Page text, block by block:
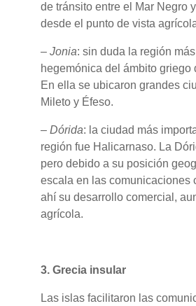
de tránsito entre el Mar Negro
desde el punto de vista
– Jonia: sin duda la región
hegemónica del ámbito griego
En ella se ubicaron grandes
Mileto y Éfeso.
– Dórida: la ciudad más
región fue Halicarnaso. La
pero debido a su posición
escala en las comunicaciones
ahí su desarrollo comercial,
agrícola.
3. Grecia insular
Las islas facilitaron las